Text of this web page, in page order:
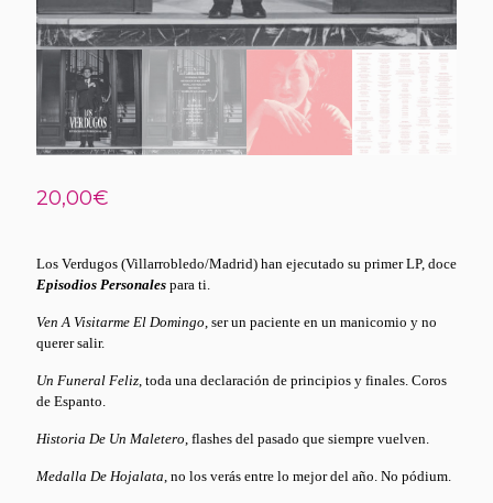
20,00€
Los Verdugos (Villarrobledo/Madrid) han ejecutado su primer LP, doce
Episodios Personales para ti.
Ven A Visitarme El Domingo , ser un paciente en un manicomio y no
querer salir.
Un Funeral Feliz , toda una declaración de principios y finales. Coros
de Espanto.
Historia De Un Maletero , flashes del pasado que siempre vuelven.
Medalla De Hojalata , no los verás entre lo mejor del año. No pódium.